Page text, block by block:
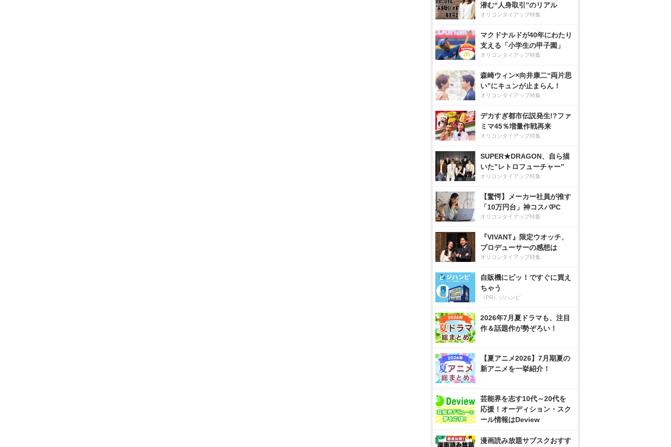
潜む“人身取引”のリアル
オリコンタイアップ特集
マクドナルドが40年にわたり
支える「小学生の甲子園」
オリコンタイアップ特集
森崎ウィン×向井康二“両片思
い”にキュンが止まらん！
オリコンタイアップ特集
デカすぎ都市伝説発生!?ファ
ミマ45％増量作戦再来
オリコンタイアップ特集
SUPER★DRAGON、自ら描
いた”レトロフューチャー”
オリコンタイアップ特集
【驚愕】メーカー社員が推す
「10万円台」神コスパPC
オリコンタイアップ特集
『VIVANT』限定ウオッチ、
プロデューサーの感想は
オリコンタイアップ特集
自販機にピッ！ですぐに買え
ちゃう
（PR）ジハンピ
2026年7月夏ドラマも、注目
作＆話題作が勢ぞろい！
【夏アニメ2026】7月期夏の
新アニメを一挙紹介！
芸能界を志す10代～20代を
応援！オーディション・スク
ール情報はDeview
漫画読み放題サブスクおすす